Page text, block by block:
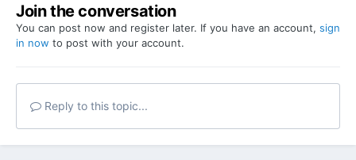
Join the conversation
You can post now and register later. If you have an account, sign
in now to post with your account.
Reply to this topic...